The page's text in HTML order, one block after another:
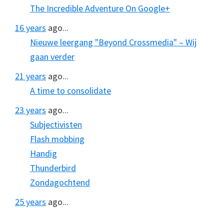
The Incredible Adventure On Google+
16 years ago...
Nieuwe leergang "Beyond Crossmedia" – Wij
gaan verder
21 years ago...
A time to consolidate
23 years ago...
Subjectivisten
Flash mobbing
Handig
Thunderbird
Zondagochtend
25 years ago...